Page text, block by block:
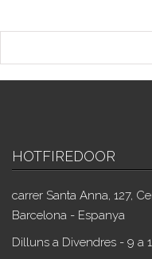
HOTFIREDOOR
carrer Santa Anna, 127,
Barcelona - Espanya
Dilluns a Divendres - 9 a